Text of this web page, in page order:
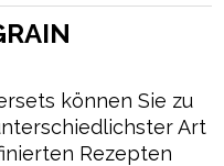
können Sie zu
Art
Rezepten